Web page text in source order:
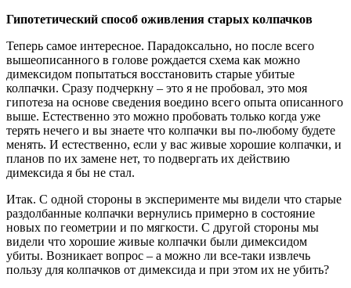
Гипотетический способ оживления старых колпачков
Теперь самое интересное. Парадоксально, но после всего
вышеописанного в голове рождается схема как можно
димексидом попытаться восстановить старые убитые
колпачки. Сразу подчеркну – это я не пробовал, это моя
гипотеза на основе сведения воедино всего опыта описанного
выше. Естественно это можно пробовать только когда уже
терять нечего и вы знаете что колпачки вы по-любому будете
менять. И естественно, если у вас живые хорошие колпачки, и
планов по их замене нет, то подвергать их действию
димексида я бы не стал.
Итак. С одной стороны в эксперименте мы видели что старые
раздолбанные колпачки вернулись примерно в состояние
новых по геометрии и по мягкости. С другой стороны мы
видели что хорошие живые колпачки были димексидом
убиты. Возникает вопрос – а можно ли все-таки извлечь
пользу для колпачков от димексида и при этом их не убить?